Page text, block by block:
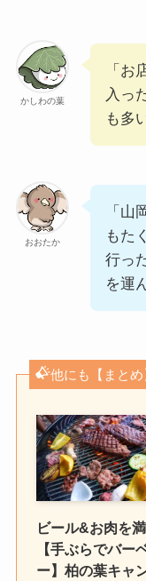
かしわの葉
「お
入っ
も多
おおたか
「山
もた
行っ
を運
他にも【まと
ビール&お肉を満
【手ぶらでバー
ー】柏の葉キャ